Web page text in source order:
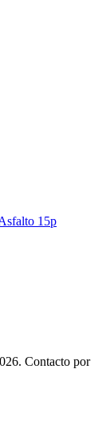
15p
Contacto por